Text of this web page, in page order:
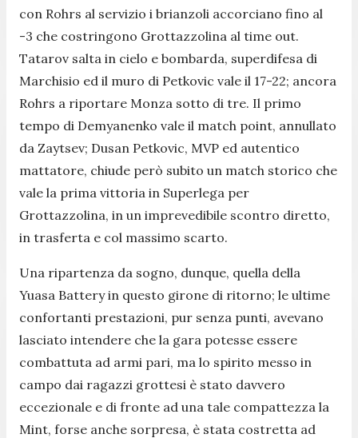
con Rohrs al servizio i brianzoli accorciano fino al
-3 che costringono Grottazzolina al time out.
Tatarov salta in cielo e bombarda, superdifesa di
Marchisio ed il muro di Petkovic vale il 17-22; ancora
Rohrs a riportare Monza sotto di tre. Il primo
tempo di Demyanenko vale il match point, annullato
da Zaytsev; Dusan Petkovic, MVP ed autentico
mattatore, chiude però subito un match storico che
vale la prima vittoria in Superlega per
Grottazzolina, in un imprevedibile scontro diretto,
in trasferta e col massimo scarto.
Una ripartenza da sogno, dunque, quella della
Yuasa Battery in questo girone di ritorno; le ultime
confortanti prestazioni, pur senza punti, avevano
lasciato intendere che la gara potesse essere
combattuta ad armi pari, ma lo spirito messo in
campo dai ragazzi grottesi è stato davvero
eccezionale e di fronte ad una tale compattezza la
Mint, forse anche sorpresa, è stata costretta ad